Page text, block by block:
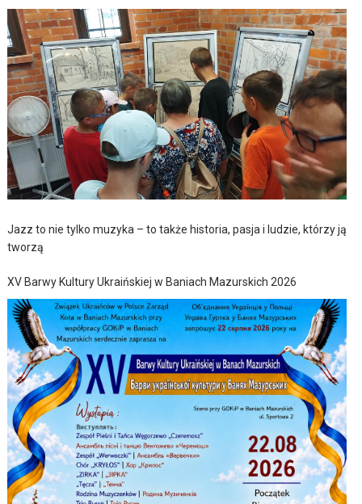
Jazz to nie tylko muzyka – to także historia, pasja i ludzie, którzy ją
tworzą
XV Barwy Kultury Ukraińskiej w Baniach Mazurskich 2026